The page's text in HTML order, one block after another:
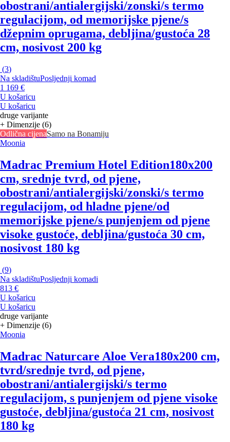
obostrani/antialergijski/zonski/s termo
regulacijom, od memorijske pjene/s
džepnim oprugama, debljina/gustoća 28
cm, nosivost 200 kg
(3)
Na skladištuPosljednji komad
1 169 €
U košaricu
U košaricu
druge varijante
+ Dimenzije (6)
Odlična cijenaSamo na Bonamiju
Moonia
Madrac Premium Hotel Edition180x200
cm, srednje tvrd, od pjene,
obostrani/antialergijski/zonski/s termo
regulacijom, od hladne pjene/od
memorijske pjene/s punjenjem od pjene
visoke gustoće, debljina/gustoća 30 cm,
nosivost 180 kg
(9)
Na skladištuPosljednji komadi
813 €
U košaricu
U košaricu
druge varijante
+ Dimenzije (6)
Moonia
Madrac Naturcare Aloe Vera180x200 cm,
tvrd/srednje tvrd, od pjene,
obostrani/antialergijski/s termo
regulacijom, s punjenjem od pjene visoke
gustoće, debljina/gustoća 21 cm, nosivost
180 kg